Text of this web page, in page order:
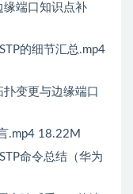
缘端口知识点补
的细节汇总.mp4
变更与边缘端口
.mp4 18.22M
命令总结（华为